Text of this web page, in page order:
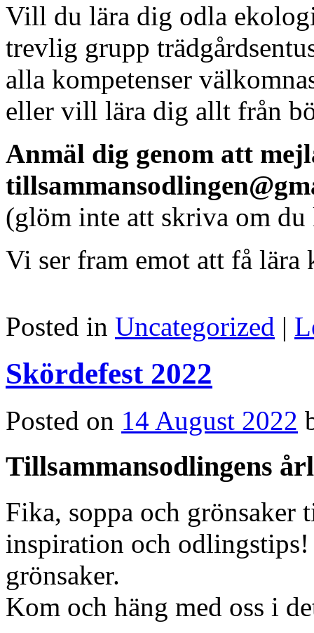
Vill du lära dig odla
trevlig grupp
alla kompetenser
eller vill lära dig allt från
Anmäl dig genom att
(glöm inte att skriva om
Vi ser fram emot att få lära
Posted in Uncategorized |
Skördefest 2022
Posted on 14 August 2022
Tillsammansodlingens
Fika, soppa och grönsaker
inspiration och
grönsaker.
Kom och häng med oss i